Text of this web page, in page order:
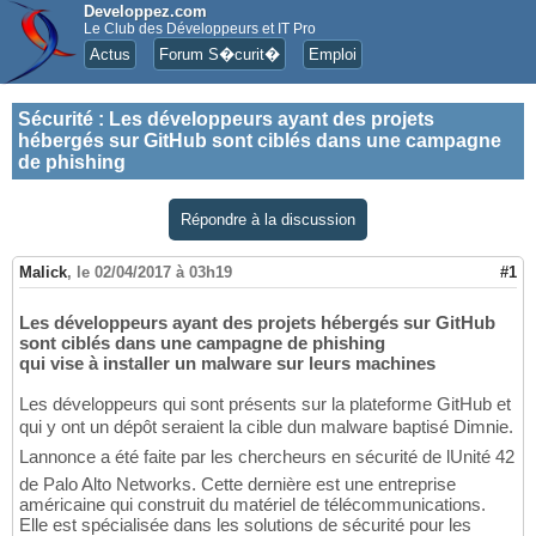
Developpez.com
Le Club des Développeurs et IT Pro
Actus Forum S�curit� Emploi
Sécurité : Les développeurs ayant des projets
hébergés sur GitHub sont ciblés dans une campagne
de phishing
Répondre à la discussion
Malick, le 02/04/2017 à 03h19 #1
Les développeurs ayant des projets hébergés sur GitHub
sont ciblés dans une campagne de phishing
qui vise à installer un malware sur leurs machines
Les développeurs qui sont présents sur la plateforme GitHub et
qui y ont un dépôt seraient la cible dun malware baptisé Dimnie.
Lannonce a été faite par les chercheurs en sécurité de lUnité 42
de Palo Alto Networks. Cette dernière est une entreprise
américaine qui construit du matériel de télécommunications.
Elle est spécialisée dans les solutions de sécurité pour les